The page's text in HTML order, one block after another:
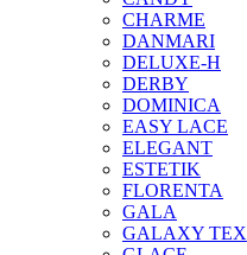
CHARME
DANMARI
DELUXE-H
DERBY
DOMINICA
EASY LACE
ELEGANT
ESTETIK
FLORENTA
GALA
GALAXY TEX